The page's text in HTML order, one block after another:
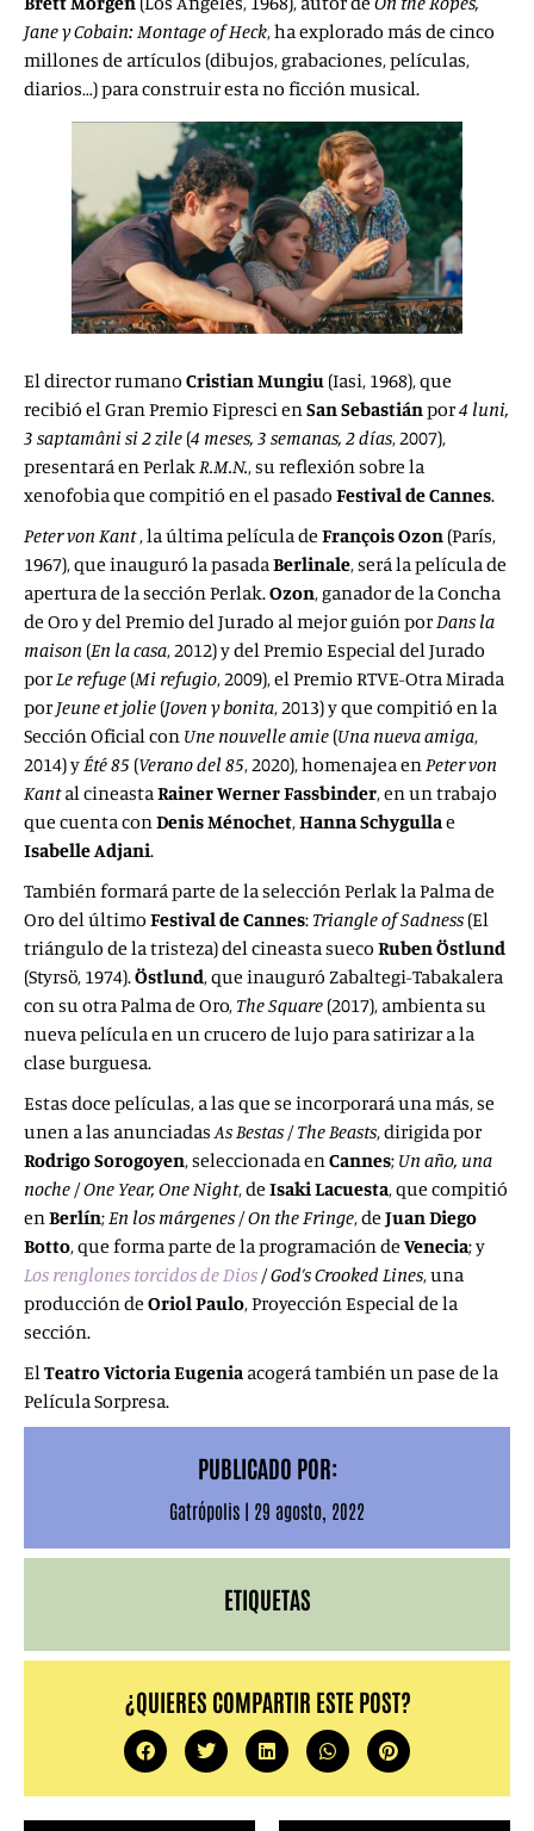
Jane y Cobain: Montage of Heck, ha explorado más de cinco
millones de artículos (dibujos, grabaciones, películas,
diarios…) para construir esta no ficción musical.
El director rumano Cristian Mungiu (Iasi, 1968), que
recibió el Gran Premio Fipresci en San Sebastián por4 luni,
3 saptamâni si 2 zile (4 meses, 3 semanas, 2 días, 2007),
presentará en Perlak R.M.N., su reflexión sobre la
xenofobia que compitió en el pasado Festival de Cannes.
Peter von Kant, la última película de François Ozon (París,
1967), que inauguró la pasada Berlinale, será la película de
apertura de la sección Perlak.Ozon, ganador de la Concha
de Oro y del Premio del Jurado al mejor guión por Dans la
maison (En la casa, 2012) y del Premio Especial del Jurado
por Le refuge (Mi refugio, 2009), el Premio RTVE-Otra Mirada
por Jeune et jolie (Joven y bonita, 2013) y que compitió en la
Sección Oficial con Une nouvelle amie (Una nueva amiga,
2014) y Été 85 (Verano del 85, 2020), homenajea en Peter von
Kantal cineasta Rainer Werner Fassbinder, en un trabajo
que cuenta con Denis Ménochet,Hanna Schygullae
Isabelle Adjani.
También formará parte de la selección Perlak la Palma de
Oro del último Festival de Cannes: Triangle of Sadness (El
triángulo de la tristeza) del cineasta sueco Ruben Östlund
(Styrsö, 1974).Östlund, que inauguró Zabaltegi-Tabakalera
con su otra Palma de Oro, The Square (2017), ambienta su
nueva película en un crucero de lujo para satirizar a la
clase burguesa.
Estas doce películas, a las que se incorporará una más, se
unen a las anunciadas As Bestas /The Beasts, dirigida por
Rodrigo Sorogoyen, seleccionada en Cannes; Un año, una
noche /One Year, One Night, de Isaki Lacuesta, que compitió
en Berlín; En los márgenes /On the Fringe, de Juan Diego
Botto, que forma parte de la programación deVenecia; y
Los renglones torcidos de Dios /God’s Crooked Lines, una
producción de Oriol Paulo, Proyección Especial de la
sección.
El Teatro Victoria Eugenia acogerá también un pase de la
Película Sorpresa.
PUBLICADO POR:
Gatrópolis | 29 agosto, 2022
ETIQUETAS
¿QUIERES COMPARTIR ESTE POST?